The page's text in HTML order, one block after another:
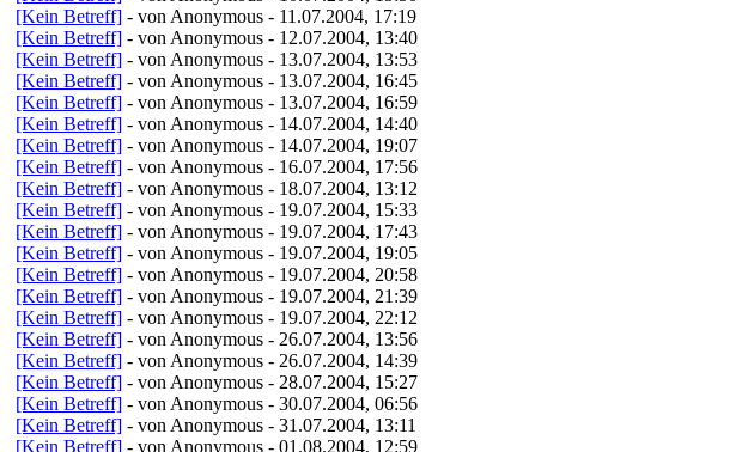
[Kein Betreff] - von Anonymous - 11.07.2004, 17:19
[Kein Betreff] - von Anonymous - 12.07.2004, 13:40
[Kein Betreff] - von Anonymous - 13.07.2004, 13:53
[Kein Betreff] - von Anonymous - 13.07.2004, 16:45
[Kein Betreff] - von Anonymous - 13.07.2004, 16:59
[Kein Betreff] - von Anonymous - 14.07.2004, 14:40
[Kein Betreff] - von Anonymous - 14.07.2004, 19:07
[Kein Betreff] - von Anonymous - 16.07.2004, 17:56
[Kein Betreff] - von Anonymous - 18.07.2004, 13:12
[Kein Betreff] - von Anonymous - 19.07.2004, 15:33
[Kein Betreff] - von Anonymous - 19.07.2004, 17:43
[Kein Betreff] - von Anonymous - 19.07.2004, 19:05
[Kein Betreff] - von Anonymous - 19.07.2004, 20:58
[Kein Betreff] - von Anonymous - 19.07.2004, 21:39
[Kein Betreff] - von Anonymous - 19.07.2004, 22:12
[Kein Betreff] - von Anonymous - 26.07.2004, 13:56
[Kein Betreff] - von Anonymous - 26.07.2004, 14:39
[Kein Betreff] - von Anonymous - 28.07.2004, 15:27
[Kein Betreff] - von Anonymous - 30.07.2004, 06:56
[Kein Betreff] - von Anonymous - 31.07.2004, 13:11
[Kein Betreff] - von Anonymous - 01.08.2004, 12:59